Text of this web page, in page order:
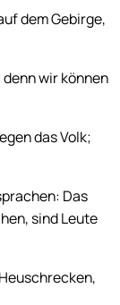
dem Gebirge,
wir können
das Volk;
Das
sind Leute